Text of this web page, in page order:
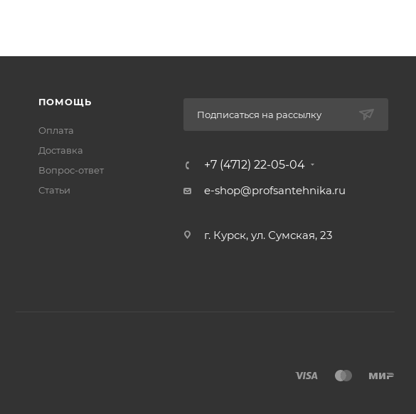
эластичностью,
ПОМОЩЬ
Оплата
Доставка
Вопрос-ответ
Статьи
Подписаться на рассылку
+7 (4712) 22-05-04
e-shop@profsantehnika.ru
г. Курск, ул. Сумская, 23